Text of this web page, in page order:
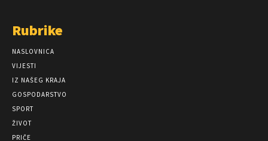
Rubrike
NASLOVNICA
VIJESTI
IZ NAŠEG KRAJA
GOSPODARSTVO
SPORT
ŽIVOT
PRIČE